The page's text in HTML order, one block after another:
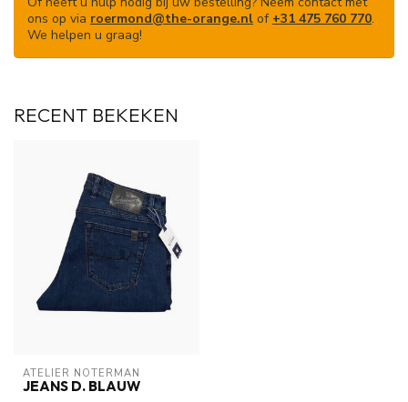
ons op via roermond@the-orange.nl of +31 475 760 770.
We helpen u graag!
RECENT BEKEKEN
ATELIER NOTERMAN
JEANS D. BLAUW